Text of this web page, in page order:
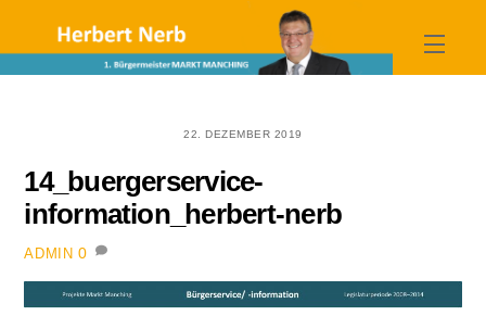
Menu
22. DEZEMBER 2019
14_buergerservice-
information_herbert-nerb
ADMIN 0